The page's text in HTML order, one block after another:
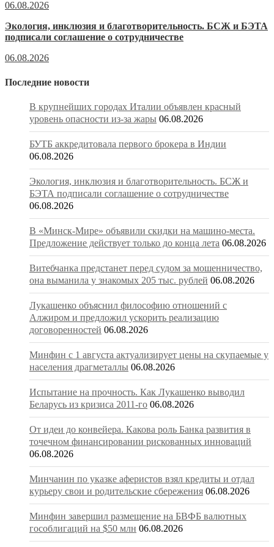
06.08.2026
Экология, инклюзия и благотворительность. БСЖ и БЭТА
подписали соглашение о сотрудничестве
06.08.2026
Последние новости
В крупнейших городах Италии объявлен красный
уровень опасности из-за жары 06.08.2026
БУТБ аккредитовала первого брокера в Индии
06.08.2026
Экология, инклюзия и благотворительность. БСЖ и
БЭТА подписали соглашение о сотрудничестве
06.08.2026
В «Минск-Мире» объявили скидки на машино-места.
Предложение действует только до конца лета 06.08.2026
Витебчанка предстанет перед судом за мошенничество,
она выманила у знакомых 205 тыс. рублей 06.08.2026
Лукашенко объяснил философию отношений с
Алжиром и предложил ускорить реализацию
договоренностей 06.08.2026
Минфин с 1 августа актуализирует цены на скупаемые у
населения драгметаллы 06.08.2026
Испытание на прочность. Как Лукашенко выводил
Беларусь из кризиса 2011-го 06.08.2026
От идеи до конвейера. Какова роль Банка развития в
точечном финансировании рискованных инноваций
06.08.2026
Минчанин по указке аферистов взял кредиты и отдал
курьеру свои и родительские сбережения 06.08.2026
Минфин завершил размещение на БВФБ валютных
гособлигаций на $50 млн 06.08.2026